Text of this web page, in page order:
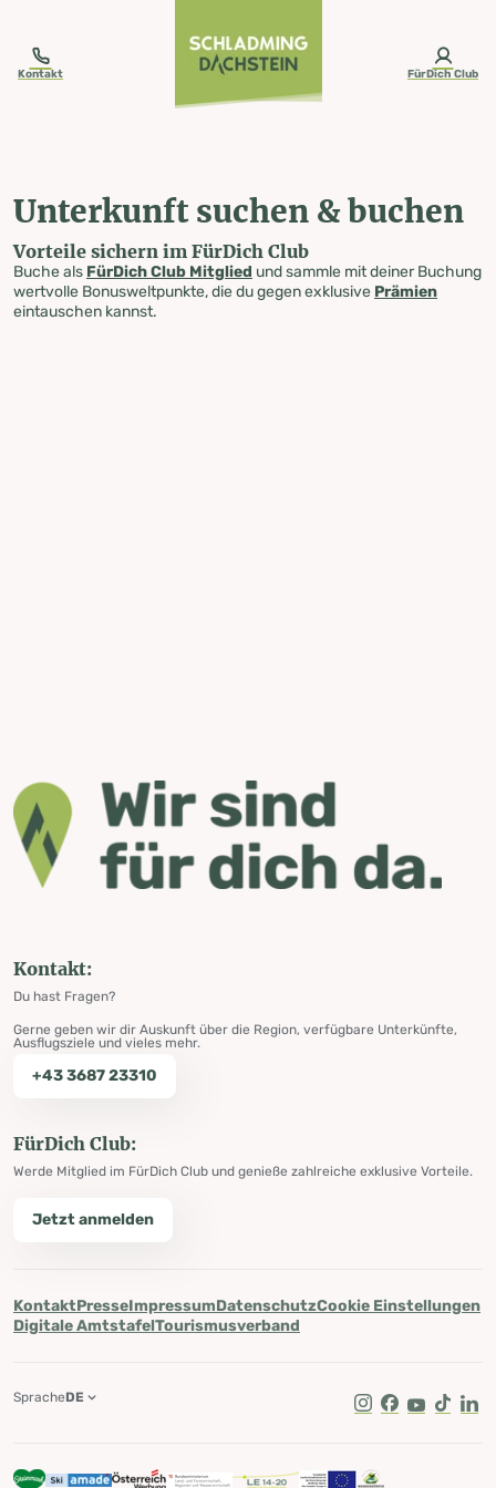
Kontakt FürDich Club
Unterkunft suchen & buchen
Vorteile sichern im FürDich Club
Buche als FürDich Club Mitglied und sammle mit deiner Buchung
wertvolle Bonusweltpunkte, die du gegen exklusive Prämien
eintauschen kannst.
Kontakt:
Du hast Fragen?
Gerne geben wir dir Auskunft über die Region, verfügbare Unterkünfte,
Ausflugsziele und vieles mehr.
+43 3687 23310
FürDich Club:
Werde Mitglied im FürDich Club und genieße zahlreiche exklusive Vorteile.
Jetzt anmelden
KontaktPresseImpressumDatenschutzCookie Einstellungen
Digitale AmtstafelTourismusverband
Instagram
Facebook
Youtube
Tik Tok
SpracheDE